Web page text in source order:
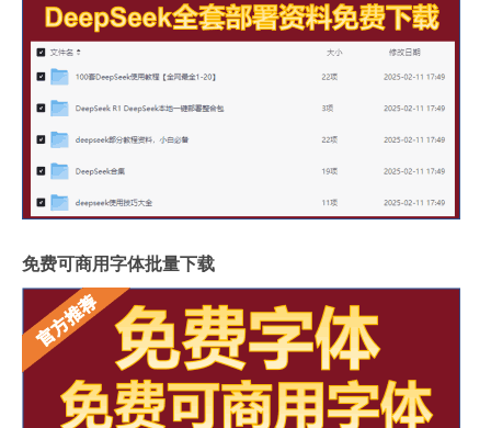
免费可商用字体批量下载